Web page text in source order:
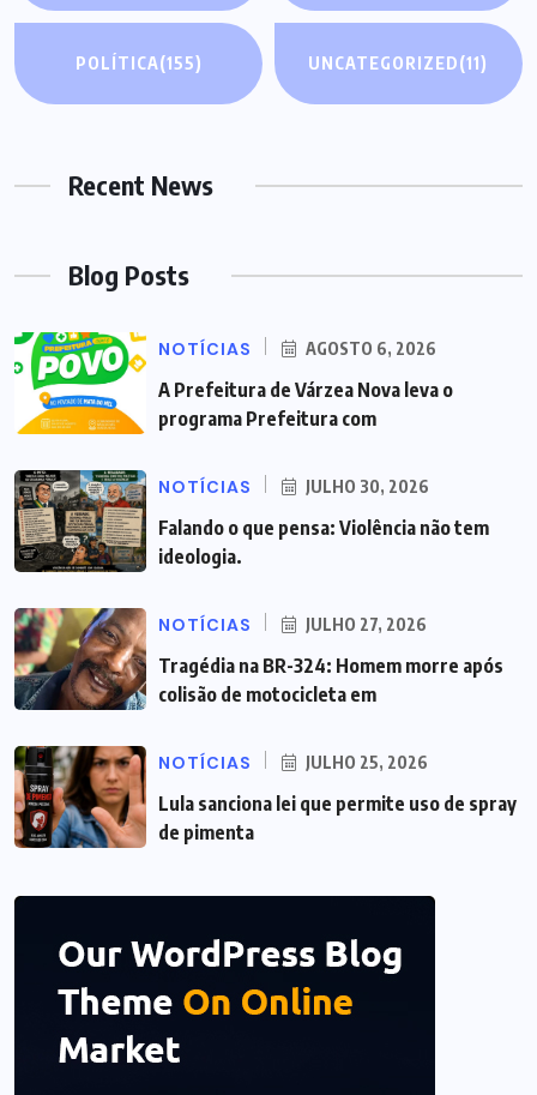
POLÍTICA(155) UNCATEGORIZED(11)
Recent News
Blog Posts
NOTÍCIAS AGOSTO 6, 2026
A Prefeitura de Várzea Nova leva o
programa Prefeitura com
NOTÍCIAS JULHO 30, 2026
Falando o que pensa: Violência não tem
ideologia.
NOTÍCIAS JULHO 27, 2026
Tragédia na BR-324: Homem morre após
colisão de motocicleta em
NOTÍCIAS JULHO 25, 2026
Lula sanciona lei que permite uso de spray
de pimenta